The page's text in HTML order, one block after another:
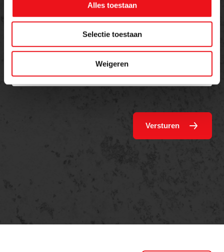
Alles toestaan
Selectie toestaan
Weigeren
Versturen